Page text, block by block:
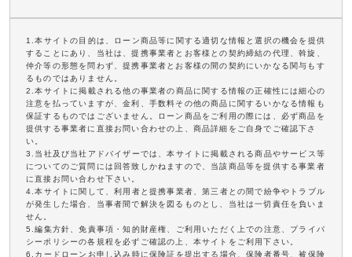
1.本サイトの目的は、ローン商品等に関する適切な情報と選択の機会を提供
することにあり、当社は、提携事業者とお客様との契約締結の代理、斡旋、
仲介等の形態を問わず、提携事業者とお客様の間の契約にいかなる関与もす
るものではありません。
2.本サイトに掲載される他の事業者の商品に関する情報の正確性には細心の
注意を払っていますが、金利、手数料その他の商品に関するいかなる情報も
保証するものではございません。ローン商品をご利用の際には、必ず商品を
提供する事業者に直接お問い合わせの上、商品詳細をご自身でご確認下さ
い。
3.当社及び当社アドバイザーでは、本サイトに掲載される商品やサービス等
についてのご質問には回答致しかねますので、当該商品等を提供する事業者
に直接お問い合わせ下さい。
4.本サイトに関して、利用者と提携事業者、第三者との間で紛争やトラブル
が発生した場合、当事者間で解決を図るものとし、当社は一切責任を負いま
せん。
5.編集方針、免責事項・知的財産権、ご利用いただく上での注意、プライバ
シーポリシーの各規程を必ずご確認の上、本サイトをご利用下さい。
6.カードローンお申し込み時に保険証を提出する場合、保険者番号、被保険